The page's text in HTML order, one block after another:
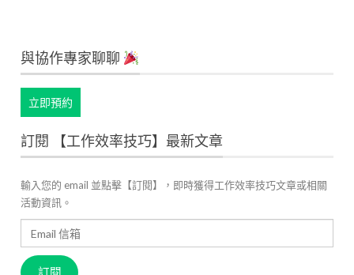
與協作專家聊聊
立即預約
訂閱 【工作效率技巧】最新文章
輸入您的 email 並點擊【訂閱】，即時獲得工作效率技巧文章或相關
活動資訊。
Email
信
箱